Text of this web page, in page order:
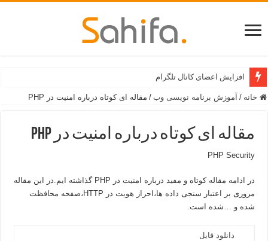
افزایش اعضای کانال تلگرام
خانه / آموزش برنامه نویسی وب / مقاله ای کوتاه درباره امنیت در PHP
مقاله ای کوتاه درباره امنیت در PHP
PHP Security
در ادامه مقاله کوتاه و مفید درباره امنیت در PHP گذاشته ایم.در این مقاله
مروری بر اعتبار سنجی داده ها،احراز هویت در HTTP،صفحه محافظت
شده و …شده است.
دانلود فایل